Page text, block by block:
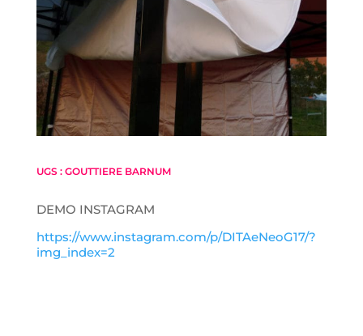
UGS : GOUTTIERE BARNUM
DEMO INSTAGRAM
https://www.instagram.com/p/DITAeNeoG17/?
img_index=2